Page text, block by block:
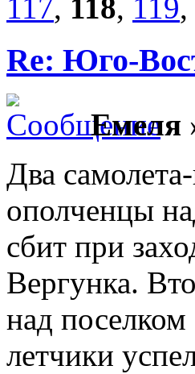
117, 118, 119,
Re: Юго-
Емеля
Два
ополченцы
сбит при
Вергунка.
над
летчики